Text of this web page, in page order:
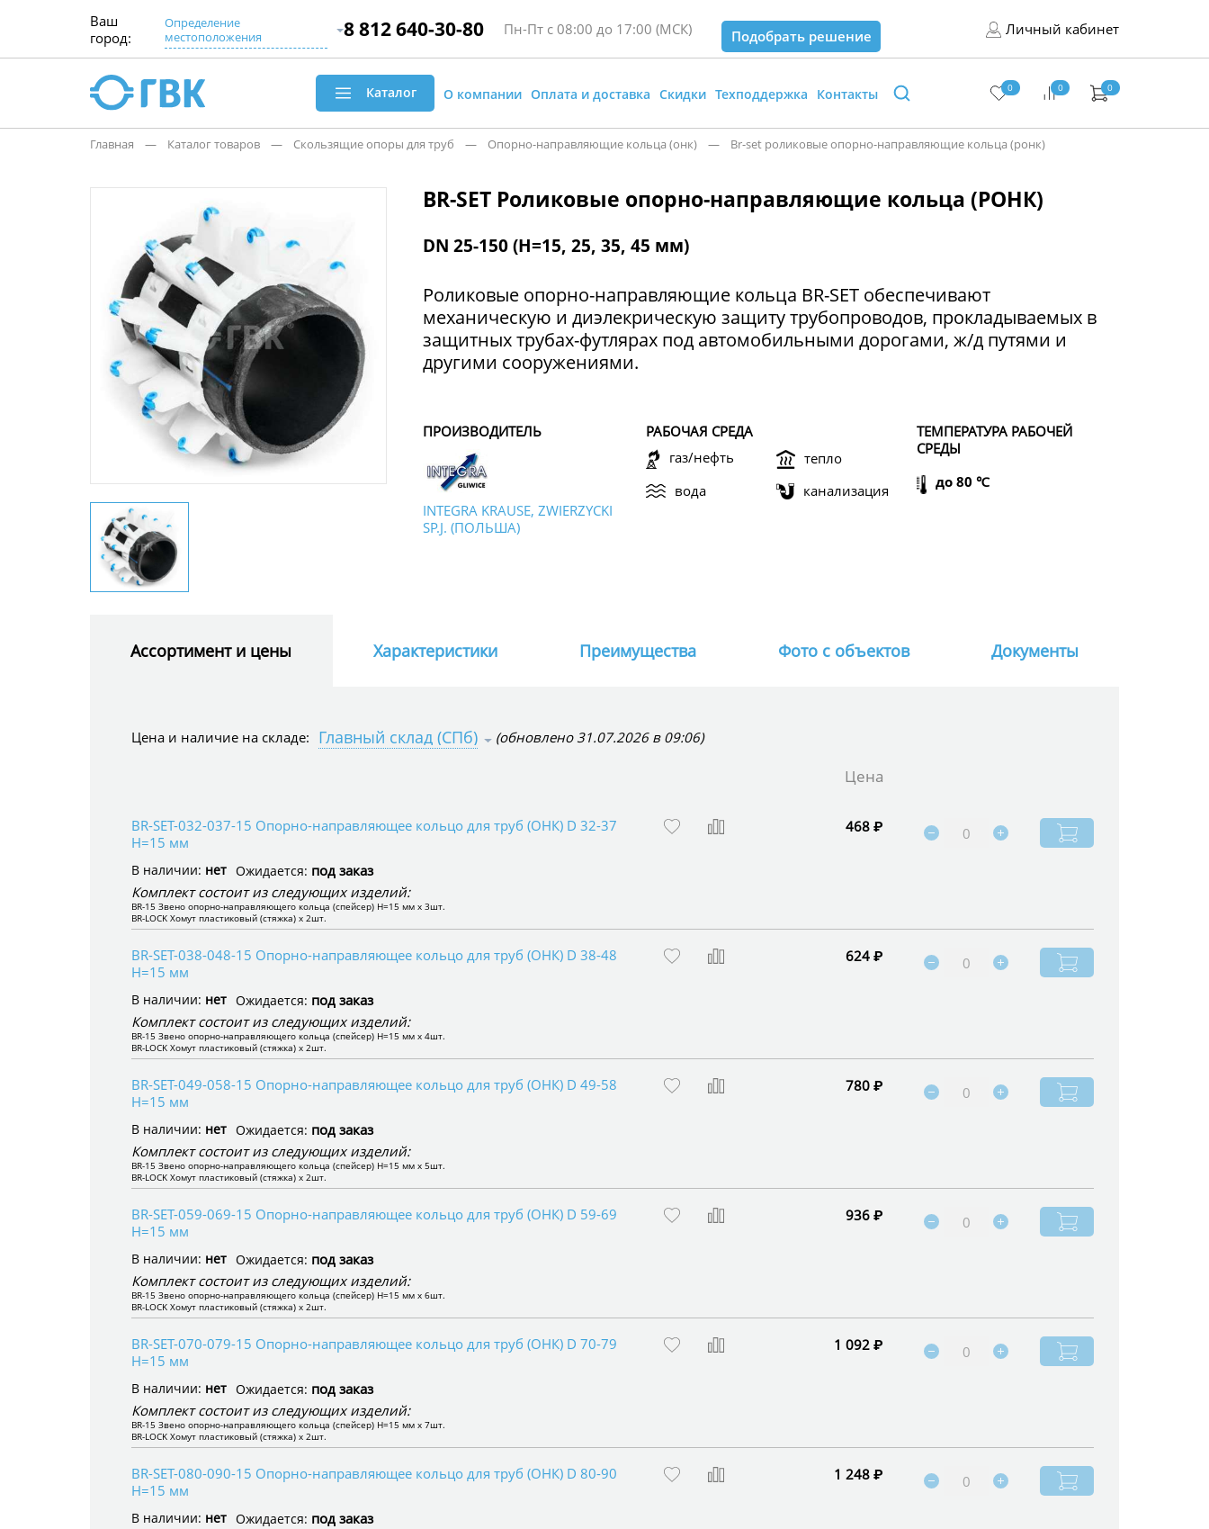
Ваш
город:
Определение
местоположения
8 812 640-30-80 Пн-Пт с 08:00 до 17:00 (МСК) Личный кабинет
Подобрать решение
Каталог О компании Оплата и доставка Скидки Техподдержка Контакты 0 0 0
Главная — Каталог товаров — Скользящие опоры для труб — Опорно-направляющие кольца (онк) — Br-set роликовые опорно-направляющие кольца (ронк)
BR-SET Роликовые опорно-направляющие кольца (РОНК)
DN 25-150 (H=15, 25, 35, 45 мм)
Роликовые опорно-направляющие кольца BR-SET обеспечивают
механическую и диэлекрическую защиту трубопроводов, прокладываемых в
защитных трубах-футлярах под автомобильными дорогами, ж/д путями и
другими сооружениями.
ПРОИЗВОДИТЕЛЬ
INTEGRA KRAUSE, ZWIERZYCKI
SP.J. (ПОЛЬША)
РАБОЧАЯ СРЕДА
газ/нефть
тепло
вода
канализация
ТЕМПЕРАТУРА РАБОЧЕЙ
СРЕДЫ
до 80 ℃
Ассортимент и цены Характеристики Преимущества Фото с объектов Документы
Цена и наличие на складе: (обновлено 31.07.2026 в 09:06)
BR-SET-032-037-15 Опорно-направляющее кольцо для труб (ОНК) D 32-37
H=15 мм
В наличии: нет Ожидается: под заказ
Комплект состоит из следующих изделий:
BR-15 Звено опорно-направляющего кольца (спейсер) H=15 мм x 3шт.
BR-LOCK Хомут пластиковый (стяжка) x 2шт.
Цена
468 ₽
BR-SET-038-048-15 Опорно-направляющее кольцо для труб (ОНК) D 38-48
H=15 мм
В наличии: нет Ожидается: под заказ
Комплект состоит из следующих изделий:
BR-15 Звено опорно-направляющего кольца (спейсер) H=15 мм x 4шт.
BR-LOCK Хомут пластиковый (стяжка) x 2шт.
624 ₽
BR-SET-049-058-15 Опорно-направляющее кольцо для труб (ОНК) D 49-58
H=15 мм
В наличии: нет Ожидается: под заказ
Комплект состоит из следующих изделий:
BR-15 Звено опорно-направляющего кольца (спейсер) H=15 мм x 5шт.
BR-LOCK Хомут пластиковый (стяжка) x 2шт.
780 ₽
BR-SET-059-069-15 Опорно-направляющее кольцо для труб (ОНК) D 59-69
H=15 мм
В наличии: нет Ожидается: под заказ
Комплект состоит из следующих изделий:
BR-15 Звено опорно-направляющего кольца (спейсер) H=15 мм x 6шт.
BR-LOCK Хомут пластиковый (стяжка) x 2шт.
936 ₽
BR-SET-070-079-15 Опорно-направляющее кольцо для труб (ОНК) D 70-79
H=15 мм
В наличии: нет Ожидается: под заказ
Комплект состоит из следующих изделий:
BR-15 Звено опорно-направляющего кольца (спейсер) H=15 мм x 7шт.
BR-LOCK Хомут пластиковый (стяжка) x 2шт.
1 092 ₽
BR-SET-080-090-15 Опорно-направляющее кольцо для труб (ОНК) D 80-90
H=15 мм
В наличии: нет Ожидается: под заказ
1 248 ₽